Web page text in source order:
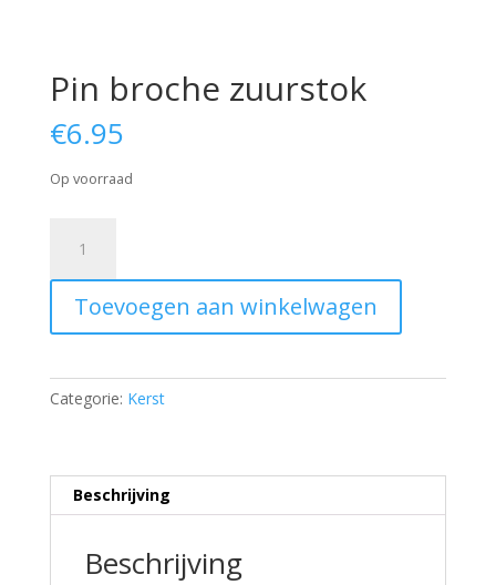
Pin broche zuurstok
€6.95
Op voorraad
broche
zuurstok
aantalToevoegen aan winkelwagen
Categorie: Kerst
Beschrijving
Beschrijving